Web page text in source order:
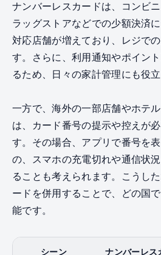
ナンバーレスカードは、コンビ
ラッグストアなどでの少額決済
対応店舗が増えており、レジで
す。さらに、利用通知やポイン
るため、日々の家計管理にも役立
一方で、海外の一部店舗やホテ
は、カード番号の提示や控えが
す。その場合、アプリで番号を
の、スマホの充電切れや通信状
ることも考えられます。こうし
ードを併用することで、どの国
能です。
シーン
ナンバーレス